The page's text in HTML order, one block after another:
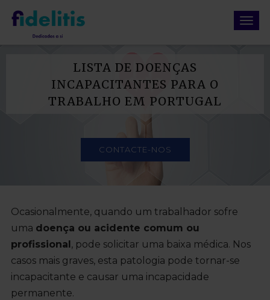
LISTA DE DOENÇAS
INCAPACITANTES PARA O
TRABALHO EM PORTUGAL
CONTACTE-NOS
Ocasionalmente, quando um trabalhador sofre
uma doença ou acidente comum ou
profissional , pode solicitar uma baixa médica. Nos
casos mais graves, esta patologia pode tornar-se
incapacitante e causar uma incapacidade
permanente.